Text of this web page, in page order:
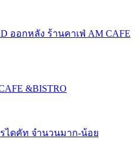
ออกหลัง ร้านคาเฟ่ AM CAFE
&BISTRO
ไดคัท จำนวนมาก-น้อย